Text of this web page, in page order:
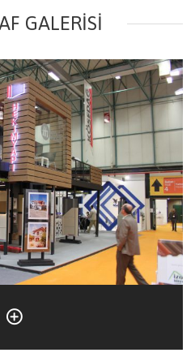
GALERISI